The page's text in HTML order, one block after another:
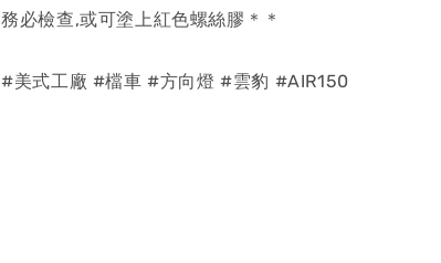
務必檢查,或可塗上紅色螺絲膠＊＊
#美式工廠 #檔車 #方向燈 #雲豹 #AIR150